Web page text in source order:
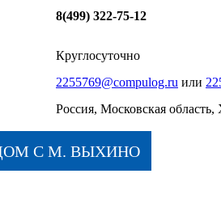
8(499) 322-75-12
Круглосуточно
2255769@compulog.ru или
Россия, Московская
С М. ВЫХИНО